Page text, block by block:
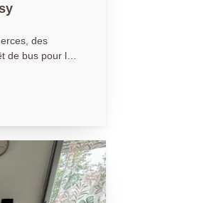
des
de bus pour le
comprenant :
chambres, un
salarié C.H).